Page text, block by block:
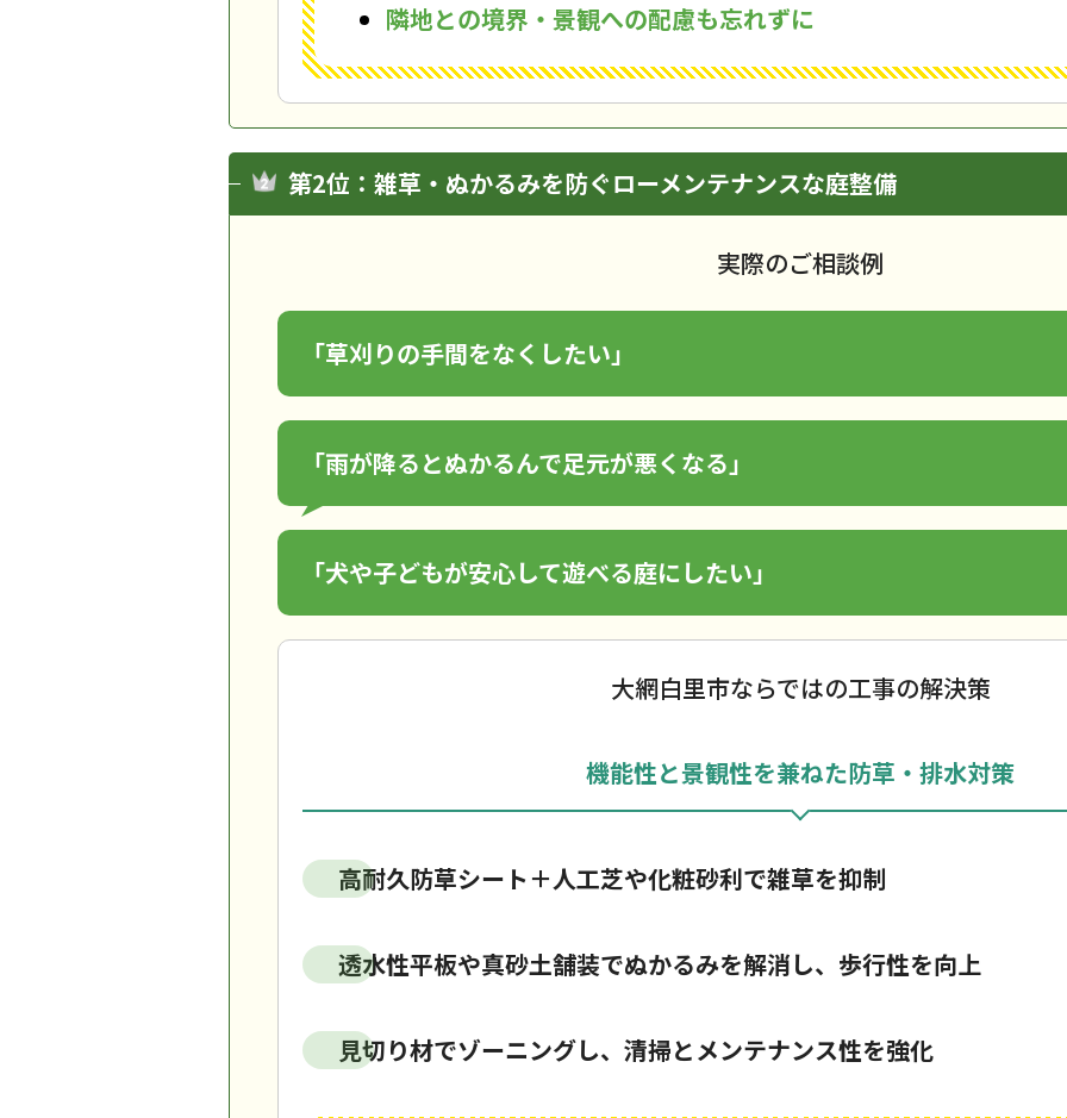
隣地との境界・景観への配慮も忘れずに
第2位：雑草・ぬかるみを防ぐローメンテナンスな庭整備
実際のご相談例
「草刈りの手間をなくしたい」
「雨が降るとぬかるんで足元が悪くなる」
「犬や子どもが安心して遊べる庭にしたい」
大網白里市ならではの工事の解決策
機能性と景観性を兼ねた防草・排水対策
高耐久防草シート＋人工芝や化粧砂利で雑草を抑制
透水性平板や真砂土舗装でぬかるみを解消し、歩行性を向上
見切り材でゾーニングし、清掃とメンテナンス性を強化